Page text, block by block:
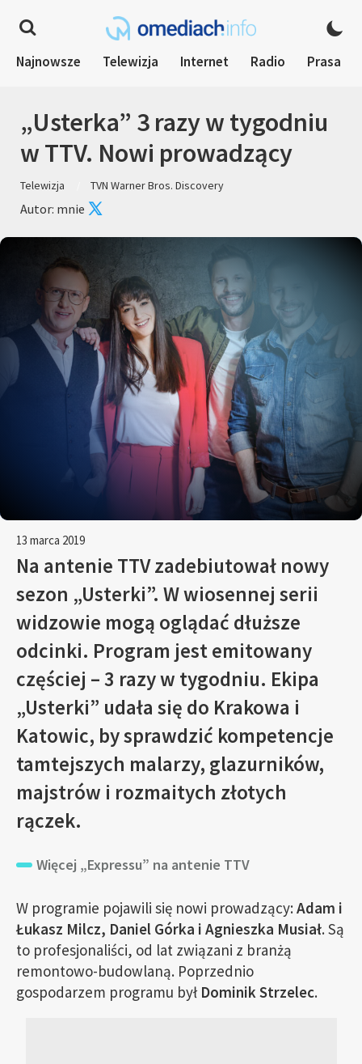
Najnowsze Telewizja Internet Radio Prasa
„Usterka” 3 razy w tygodniu
w TTV. Nowi prowadzący
Telewizja TVN Warner Bros. Discovery
Autor: mnie
13 marca 2019
Na antenie TTV zadebiutował nowy
sezon „Usterki”. W wiosennej serii
widzowie mogą oglądać dłuższe
odcinki. Program jest emitowany
częściej – 3 razy w tygodniu. Ekipa
„Usterki” udała się do Krakowa i
Katowic, by sprawdzić kompetencje
tamtejszych malarzy, glazurników,
majstrów i rozmaitych złotych
rączek.
Więcej „Expressu” na antenie TTV
W programie pojawili się nowi prowadzący: Adam i
Łukasz Milcz, Daniel Górka i Agnieszka Musiał. Są
to profesjonaliści, od lat związani z branżą
remontowo-budowlaną. Poprzednio
gospodarzem programu był Dominik Strzelec.